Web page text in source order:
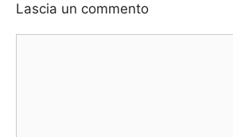
Lascia un commento